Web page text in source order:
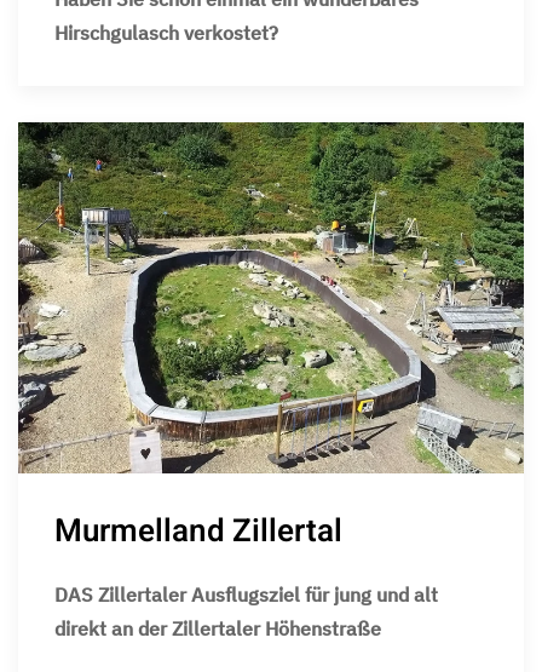
Hirschgulasch verkostet?
Murmelland Zillertal
DAS Zillertaler Ausflugsziel für jung und alt
direkt an der Zillertaler Höhenstraße